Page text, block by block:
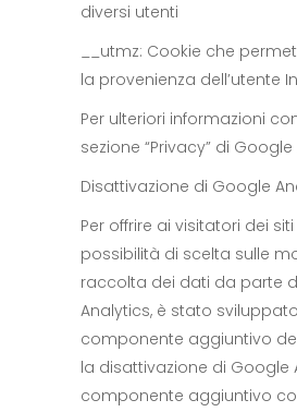
diversi utenti
__utmz: Cookie che
la provenienza dell’utente
Per ulteriori informazioni
sezione “Privacy” di
Disattivazione di Google
Per offrire ai visitatori dei
possibilità di scelta sulle
raccolta dei dati da parte
Analytics, è stato
componente aggiuntivo
la disattivazione di Google
componente aggiuntivo